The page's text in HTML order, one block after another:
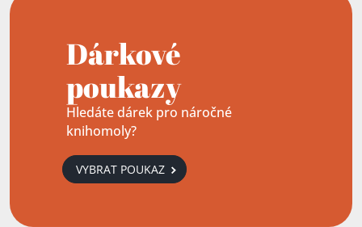
Dárkové
poukazy
Hledáte dárek pro náročné
knihomoly?
VYBRAT POUKAZ